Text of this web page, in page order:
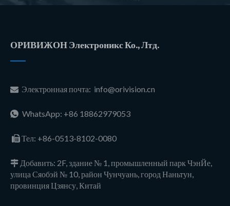
ОРИВИЖОН Электроникс Ко., Лтд.
 Электронная почта: info@orivision.cn
 WhatsApp: +86 18862979053
Тел: +86-0513-8102-0080
 Добавить: 2F, здание № 1, промышленный парк ЧэнЙе,
улица Сяобэй № 10, район Чунчуань, город Наньтун,
провинция Цзянсу, Китай